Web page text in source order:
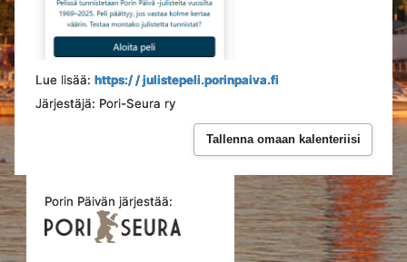
Lue lisää: https:/ / julistepeli.porinpaiva.fi
Järjestäjä: Pori-Seura ry
Tallenna omaan kalenteriisi
Porin Päivän järjestää: